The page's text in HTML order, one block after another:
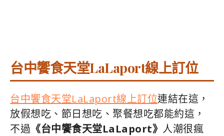
台中饗食天堂LaLaport線上訂位
台中饗食天堂LaLaport線上訂位連結在這，
放假想吃、節日想吃、聚餐想吃都能約這，
不過 《台中饗食天堂LaLaport》 人潮很瘋